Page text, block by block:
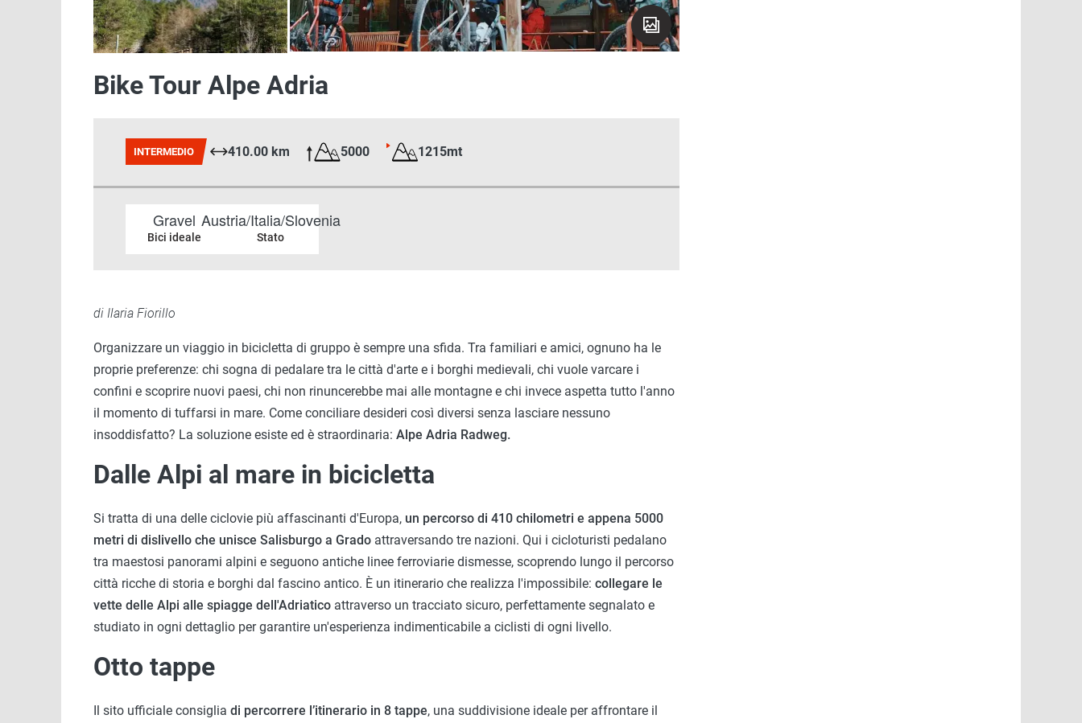
Bike Tour Alpe Adria
INTERMEDIO 410.00 km 5000 1215mt
Gravel
Bici ideale
Austria/Italia/Slovenia
Stato
di Ilaria Fiorillo
Organizzare un viaggio in bicicletta di gruppo è sempre una sfida. Tra familiari e amici, ognuno ha le
proprie preferenze: chi sogna di pedalare tra le città d'arte e i borghi medievali, chi vuole varcare i
confini e scoprire nuovi paesi, chi non rinuncerebbe mai alle montagne e chi invece aspetta tutto l'anno
il momento di tuffarsi in mare. Come conciliare desideri così diversi senza lasciare nessuno
insoddisfatto? La soluzione esiste ed è straordinaria: Alpe Adria Radweg.
Dalle Alpi al mare in bicicletta
Si tratta di una delle ciclovie più affascinanti d'Europa, un percorso di 410 chilometri e appena 5000
metri di dislivello che unisce Salisburgo a Grado attraversando tre nazioni. Qui i cicloturisti pedalano
tra maestosi panorami alpini e seguono antiche linee ferroviarie dismesse, scoprendo lungo il percorso
città ricche di storia e borghi dal fascino antico. È un itinerario che realizza l'impossibile: collegare le
vette delle Alpi alle spiagge dell'Adriatico attraverso un tracciato sicuro, perfettamente segnalato e
studiato in ogni dettaglio per garantire un'esperienza indimenticabile a ciclisti di ogni livello.
Otto tappe
Il sito ufficiale consiglia di percorrere l’itinerario in 8 tappe, una suddivisione ideale per affrontare il